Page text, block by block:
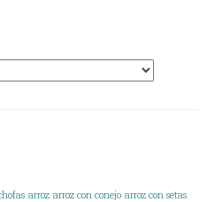
arroz arroz con conejo arroz con setas